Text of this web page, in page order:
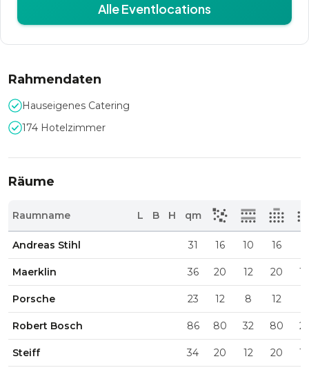
Alle Eventlocations
Rahmendaten
Hauseigenes Catering
174 Hotelzimmer
Räume
Raumname L B H qm
Andreas Stihl 31 16 10 16
Maerklin 36 20 12 20
Porsche 23 12 8 12
Robert Bosch 86 80 32 80
Steiff 34 20 12 20